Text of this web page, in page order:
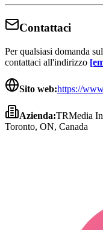
Contattaci
Per qualsiasi domanda
contattaci all'indirizzo
Sito web:https://
Azienda:TRMedia
Toronto, ON, Canada